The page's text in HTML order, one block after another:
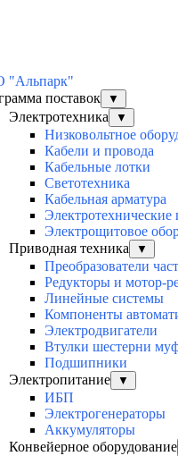
"Альпарк"
поставок
▼
Электротехника ▼
Низковольтное
Кабели и провода
Кабельные лотки
Светотехника
Кабельная арматура
Электрощитовое
Приводная техника
▼
Преобразователи
Редукторы и мотор-
Линейные системы
Компоненты
Электродвигатели
Втулки шестерни
Подшипники
Электропитание
▼
ИБП
Электрогенераторы
Аккумуляторы
Конвейерное оборудование